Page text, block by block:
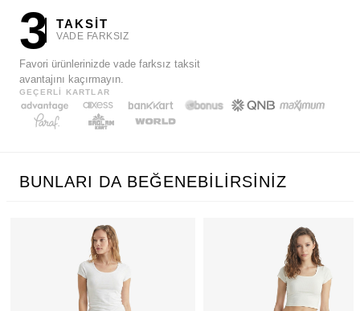
3 TAKSİT
VADE FARKSIZ
Favori ürünlerinizde vade farksız taksit
avantajını kaçırmayın.
GEÇERLI KARTLAR
BUNLARI DA BEĞENEBILIRSINIZ